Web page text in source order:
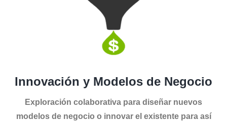
Innovación y Modelos de Negocio
Exploración colaborativa para diseñar nuevos
modelos de negocio o innovar el existente para así